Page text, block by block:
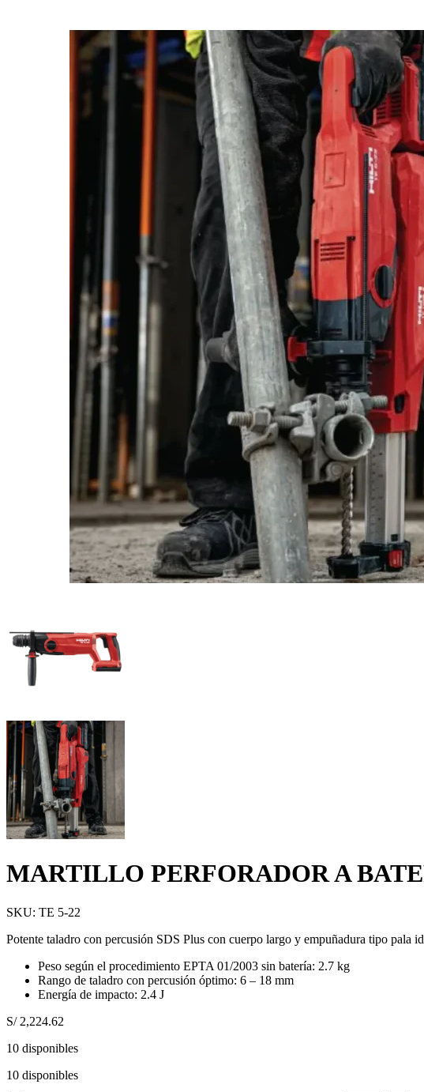
MARTILLO PERFORADOR A
SKU: TE 5-22
Potente taladro con percusión SDS Plus con cuerpo largo y empuñadura tipo pala
Peso según el procedimiento EPTA 01/2003 sin batería: 2.7 kg
Rango de taladro con percusión óptimo: 6 – 18 mm
Energía de impacto: 2.4 J
S/2,224.62
10 disponibles
10 disponibles